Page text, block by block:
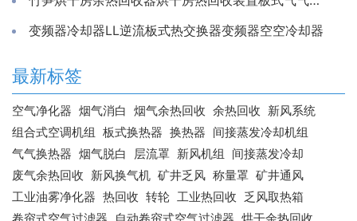
变频器冷却器LL逆流板式热交换器变频器空空冷却器
最新标签
空气净化器 烟气消白 烟气余热回收 余热回收 新风系统
组合式空调机组 板式换热器 换热器 间接蒸发冷却机组
气气换热器 烟气脱白 层流罩 新风机组
间接蒸发冷却
废气余热回收 新风换气机 矿井乏风 称量罩 矿井通风
工业油雾净化器 热回收 转轮 工业热回收 乏风取热箱